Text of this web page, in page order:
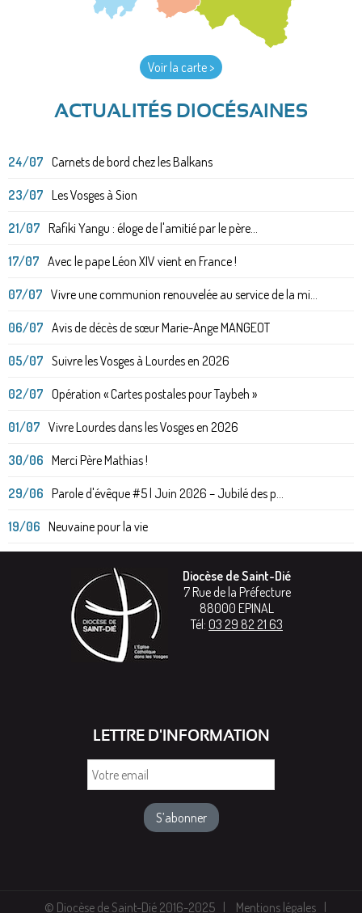
Voir la carte >
ACTUALITÉS DIOCÉSAINES
24/07 Carnets de bord chez les Balkans
23/07 Les Vosges à Sion
21/07 Rafiki Yangu : éloge de l'amitié par le père...
17/07 Avec le pape Léon XIV vient en France !
07/07 Vivre une communion renouvelée au service de la mi...
06/07 Avis de décès de sœur Marie-Ange MANGEOT
05/07 Suivre les Vosges à Lourdes en 2026
02/07 Opération « Cartes postales pour Taybeh »
01/07 Vivre Lourdes dans les Vosges en 2026
30/06 Merci Père Mathias !
29/06 Parole d'évêque #5 | Juin 2026 – Jubilé des p...
19/06 Neuvaine pour la vie
Diocèse de Saint-Dié
7 Rue de la Préfecture
88000 EPINAL
Tél: 03 29 82 21 63
LETTRE D'INFORMATION
© Diocèse de Saint-Dié 2016-2025 Mentions légales